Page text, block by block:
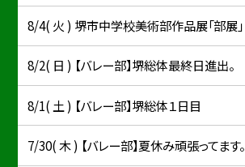
8/4( 火 ) 堺市中学校美術部作品展「部展」
8/2( 日 ) 【バレー部】堺総体最終日進出。
8/1( 土 ) 【バレー部】堺総体１日目
7/30( 木 ) 【バレー部】夏休み頑張ってます。